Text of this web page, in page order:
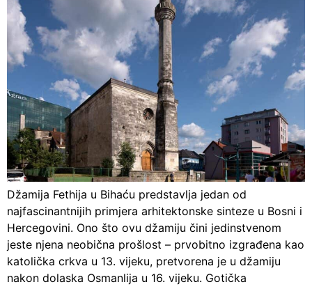
Džamija Fethija u Bihaću predstavlja jedan od
najfascinantnijih primjera arhitektonske sinteze u Bosni i
Hercegovini. Ono što ovu džamiju čini jedinstvenom
jeste njena neobična prošlost – prvobitno izgrađena kao
katolička crkva u 13. vijeku, pretvorena je u džamiju
nakon dolaska Osmanlija u 16. vijeku. Gotička